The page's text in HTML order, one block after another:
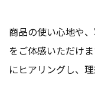
商品の使い心地や
をご体感いただけ
にヒアリングし、